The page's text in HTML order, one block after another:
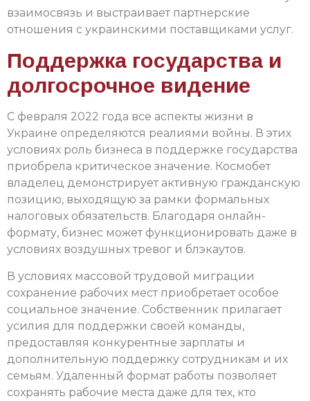
взаимосвязь и выстраивает партнерские
отношения с украинскими поставщиками услуг.
Поддержка государства и
долгосрочное видение
С февраля 2022 года все аспекты жизни в
Украине определяются реалиями войны. В этих
условиях роль бизнеса в поддержке государства
приобрела критическое значение. Космобет
владелец демонстрирует активную гражданскую
позицию, выходящую за рамки формальных
налоговых обязательств. Благодаря онлайн-
формату, бизнес может функционировать даже в
условиях воздушных тревог и блэкаутов.
В условиях массовой трудовой миграции
сохранение рабочих мест приобретает особое
социальное значение. Собственник прилагает
усилия для поддержки своей команды,
предоставляя конкурентные зарплаты и
дополнительную поддержку сотрудникам и их
семьям. Удаленный формат работы позволяет
сохранять рабочие места даже для тех, кто